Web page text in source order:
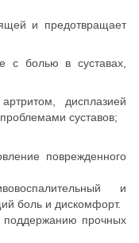
и предотвращает
с болью в суставах,
дисплазией
суставов;
поврежденного
и
боль и дискомфорт.
поддержанию прочных